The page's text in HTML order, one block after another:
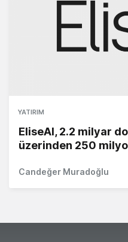
YATIRIM
EliseAI, 2.2 milyar
üzerinden 250
Candeğer Muradoğlu